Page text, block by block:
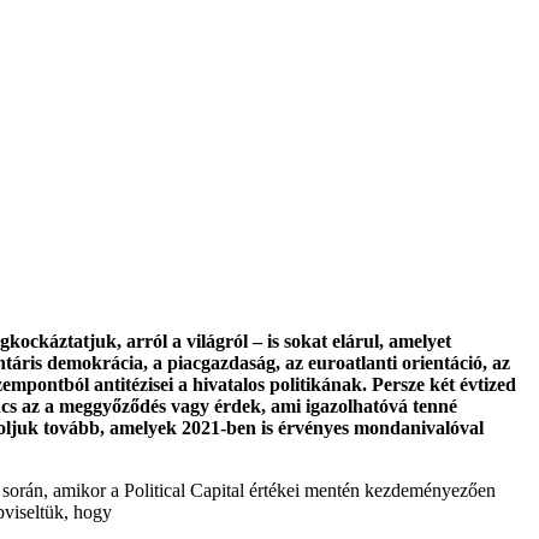
arról a világról – is sokat elárul, amelyet
demokrácia, a piacgazdaság, az euroatlanti orientáció, az
antitézisei a hivatalos politikának. Persze két évtized
a meggyőződés vagy érdek, ami igazolhatóvá tenné
tovább, amelyek 2021-ben is érvényes mondanivalóval
amikor a Political Capital értékei mentén kezdeményezően
hogy